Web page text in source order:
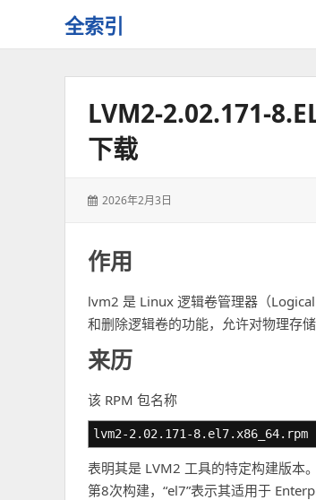
全索引
些
LVM2-2.02.171-
下载
发
2026年2月3日
作用
lvm2 是 Linux 逻辑卷管理器（
和删除逻辑卷的功能，允许对物理存
来历
该 RPM 包名称
lvm2-2.02.171-8.el7.x86_64.rpm
表明其是 LVM2 工具的特定构建版本
第8次构建，“el7”表示其适用于